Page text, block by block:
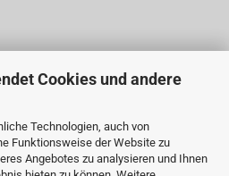
Cookies und andere
Technologien, auch von
Funktionsweise der Website zu
Angebotes zu analysieren und Ihnen